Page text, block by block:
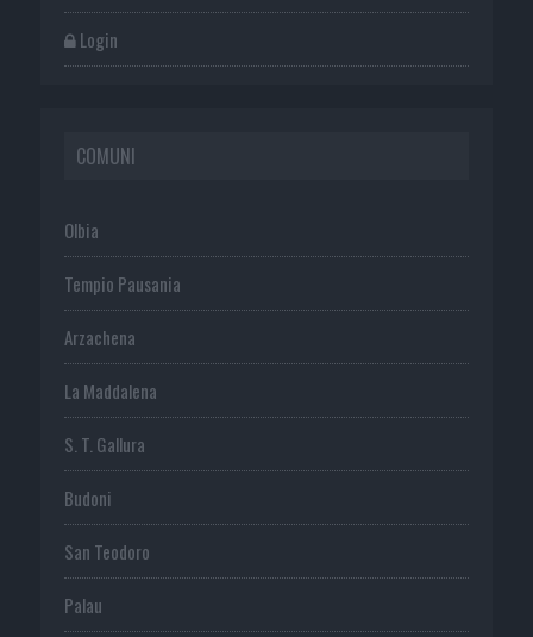
Login
COMUNI
Olbia
Tempio Pausania
Arzachena
La Maddalena
S. T. Gallura
Budoni
San Teodoro
Palau